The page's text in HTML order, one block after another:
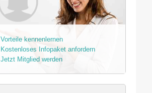
Vorteile kennenlernen
Kostenloses Infopaket anfordern
Jetzt Mitglied werden